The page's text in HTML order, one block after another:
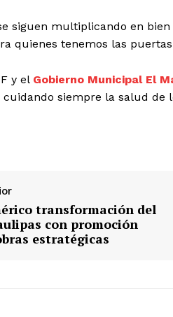
siguen multiplicando en
quienes tenemos las
y el Gobierno Municipal El
siempre la salud de
transformación del
con promoción
estratégicas